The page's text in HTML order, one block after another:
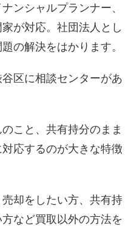
ンシャルプランナー、
が対応。 社団法人とし
の解決をはかります。
区に相談センターがあ
こと、共有持分のまま
応するのが大きな特徴
却をしたい方、共有持
など買取以外の方法を